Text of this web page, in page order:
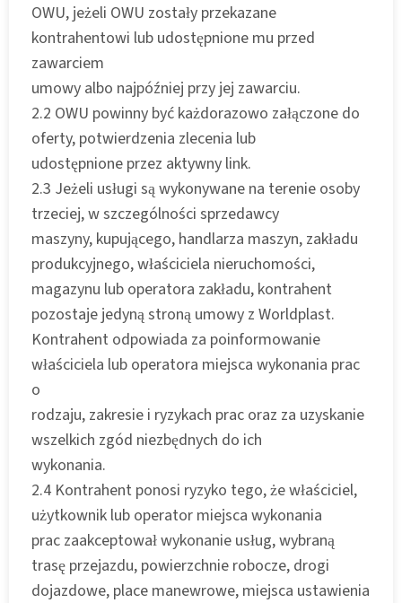
OWU, jeżeli OWU zostały przekazane
kontrahentowi lub udostępnione mu przed
zawarciem
umowy albo najpóźniej przy jej zawarciu.
2.2 OWU powinny być każdorazowo załączone do
oferty, potwierdzenia zlecenia lub
udostępnione przez aktywny link.
2.3 Jeżeli usługi są wykonywane na terenie osoby
trzeciej, w szczególności sprzedawcy
maszyny, kupującego, handlarza maszyn, zakładu
produkcyjnego, właściciela nieruchomości,
magazynu lub operatora zakładu, kontrahent
pozostaje jedyną stroną umowy z Worldplast.
Kontrahent odpowiada za poinformowanie
właściciela lub operatora miejsca wykonania prac
o
rodzaju, zakresie i ryzykach prac oraz za uzyskanie
wszelkich zgód niezbędnych do ich
wykonania.
2.4 Kontrahent ponosi ryzyko tego, że właściciel,
użytkownik lub operator miejsca wykonania
prac zaakceptował wykonanie usług, wybraną
trasę przejazdu, powierzchnie robocze, drogi
dojazdowe, place manewrowe, miejsca ustawienia